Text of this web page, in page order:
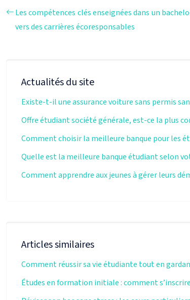
Les compétences clés enseignées dans un
vers des carrières écoresponsables
Actualités du site
Existe-t-il une assurance voiture sans permis
Offre étudiant société générale, est-ce la plus
Comment choisir la meilleure banque pour les
Quelle est la meilleure banque étudiant selon
Comment apprendre aux jeunes à gérer leurs
Articles similaires
Comment réussir sa vie étudiante tout en
Études en formation initiale : comment